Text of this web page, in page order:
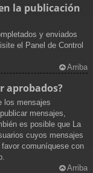
la publicación
y enviados
el Panel de Control
Arriba
aprobados?
los mensajes
mensajes,
es posible que La
cuyos mensajes
comuníquese con
Arriba